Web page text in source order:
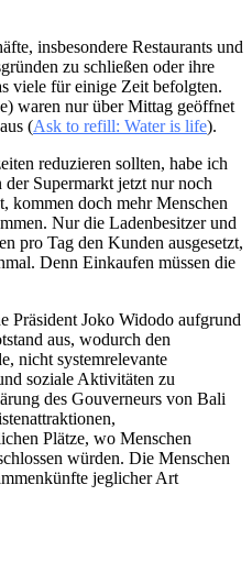
insbesondere Restaurants und
zu schließen oder ihre
viele für einige Zeit befolgten.
waren nur über Mittag geöffnet
(Ask to refill: Water is life).
reduzieren sollten, habe ich
Supermarkt jetzt nur noch
kommen doch mehr Menschen
Nur die Ladenbesitzer und
pro Tag den Kunden ausgesetzt,
Denn Einkaufen müssen die
Präsident Joko Widodo aufgrund
aus, wodurch den
nicht systemrelevante
soziale Aktivitäten zu
des Gouverneurs von Bali
Plätze, wo Menschen
würden. Die Menschen
jeglicher Art